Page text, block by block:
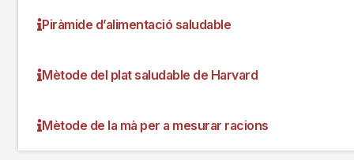
Piràmide d’alimentació saludable
Mètode del plat saludable de Harvard
Mètode de la mà per a mesurar racions